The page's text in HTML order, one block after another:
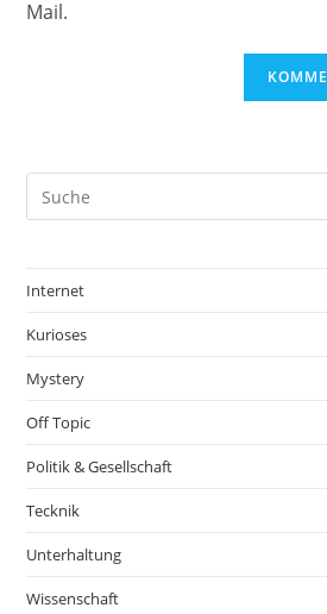
Mail.
Internet
Kurioses
Mystery
Off Topic
Politik & Gesellschaft
Tecknik
Unterhaltung
Wissenschaft